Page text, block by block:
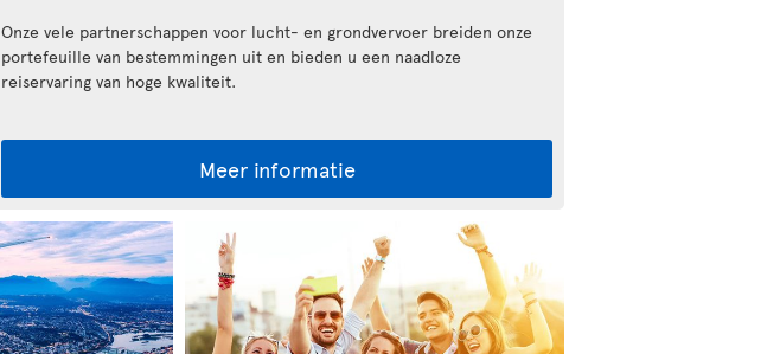
Onze vele partnerschappen voor lucht- en grondvervoer breiden onze
portefeuille van bestemmingen uit en bieden u een naadloze
reiservaring van hoge kwaliteit.
Meer informatie